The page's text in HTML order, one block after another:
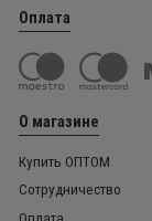
Оплата
О магазине
Купить ОПТОМ
Сотрудничество